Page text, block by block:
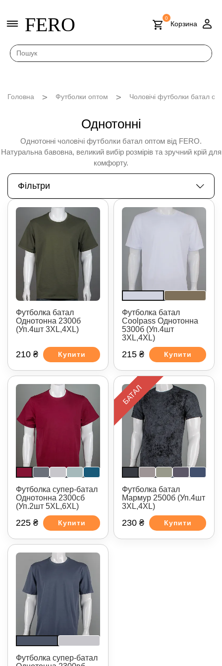
FERO 0
Корзина
Головна Футболки оптом Чоловічі футболки батал
Однотонні
Однотонні чоловічі футболки батал оптом від FERO.
Натуральна бавовна, великий вибір розмірів та зручний крій для
комфорту.
Фільтри
Футболка батал
Однотонна 2300б
(Уп.4шт 3XL,4XL)
210 ₴ Купити
Футболка батал
Coolpass Однотонна
5300б (Уп.4шт
3XL,4XL)
215 ₴ Купити
Футболка супер-батал
Однотонна 2300сб
(Уп.2шт 5XL,6XL)
225 ₴ Купити
БАТАЛ
Футболка батал
Мармур 2500б (Уп.4шт
3XL,4XL)
230 ₴ Купити
Футболка супер-батал